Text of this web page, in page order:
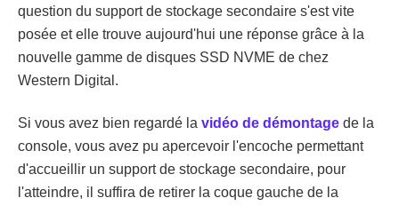
question du support de stockage secondaire s'est vite
posée et elle trouve aujourd'hui une réponse grâce à la
nouvelle gamme de disques SSD NVME de chez
Western Digital.
Si vous avez bien regardé la vidéo de démontage de la
console, vous avez pu apercevoir l'encoche permettant
d'accueillir un support de stockage secondaire, pour
l'atteindre, il suffira de retirer la coque gauche de la